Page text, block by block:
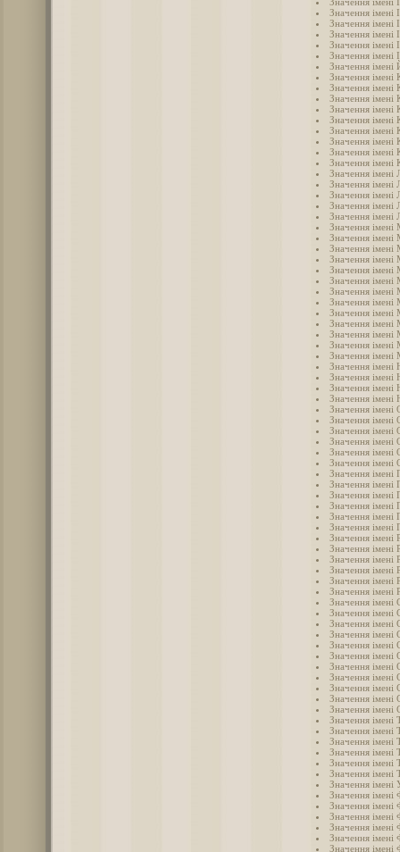
Значення імені
Значення імені
Значення імені
Значення імені
Значення імені
Значення імені
Значення імені
Значення імені
Значення імені
Значення імені
Значення імені
Значення імені
Значення імені
Значення імені
Значення імені
Значення імені
Значення імені
Значення імені
Значення імені
Значення імені
Значення імені
Значення імені
Значення імені
Значення імені
Значення імені
Значення імені
Значення імені
Значення імені
Значення
Значення
Значення імені
Значення імені
Значення імені
Значення імені
Значення імені
Значення імені
Значення імені
Значення імені
Значення імені
Значення імені
Значення імені
Значення імені
Значення імені
Значення імені
Значення імені
Значення імені
Значення імені
Значення імені
Значення імені
Значення імені
Значення імені
Значення імені
Значення імені
Значення імені
Значення імені
Значення імені
Значення імені
Значення імені
Значення імені
Значення імені
Значення імені
Значення імені
Значення імені
Значення імені
Значення імені
Значення імені
Значення імені
Значення імені
Значення імені
Значення імені
Значення імені
Значення імені
Значення імені
Значення імені
Значення імені
Значення імені
Значення імені
Значення імені
Значення імені
Значення імені